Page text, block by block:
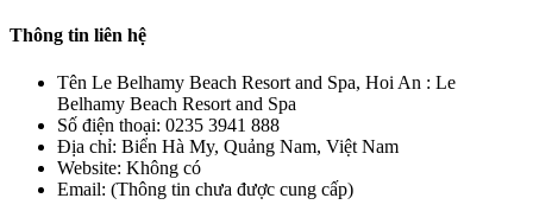
Thông tin liên hệ
Tên Le Belhamy Beach Resort and Spa, Hoi An : Le
Belhamy Beach Resort and Spa
Số điện thoại: 0235 3941 888
Địa chỉ: Biển Hà My, Quảng Nam, Việt Nam
Website: Không có
Email: (Thông tin chưa được cung cấp)